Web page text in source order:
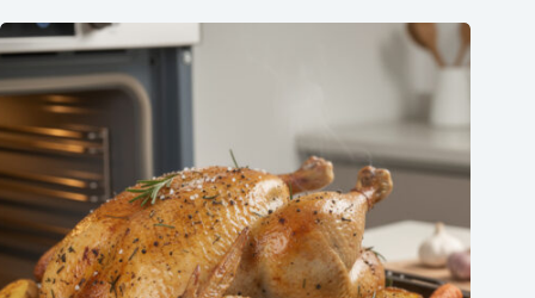
Comment cuire un poulet de 2 kg au four pour un résultat
parfait